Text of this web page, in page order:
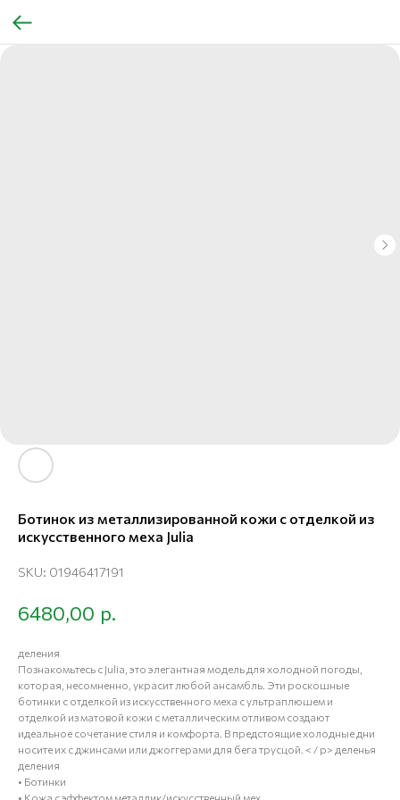
Ботинок из металлизированной кожи с отделкой из
искусственного меха Julia
SKU: 01946417191
6480,00 р.
деления
Познакомьтесь с Julia, это элегантная модель для холодной погоды,
которая, несомненно, украсит любой ансамбль. Эти роскошные
ботинки с отделкой из искусственного меха с ультраплюшем и
отделкой из матовой кожи с металлическим отливом создают
идеальное сочетание стиля и комфорта. В предстоящие холодные дни
носите их с джинсами или джоггерами для бега трусцой. < / p> деленья
деления
• Ботинки
• Кожа с эффектом металлик/искусственный мех